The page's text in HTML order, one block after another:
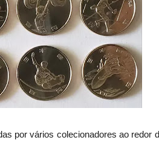
por vários colecionadores ao redor